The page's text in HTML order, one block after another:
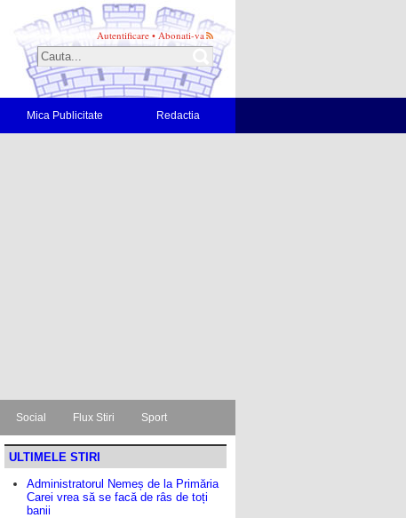
Autentificare • Abonati-va
Mica Publicitate Redactia
Social Flux Stiri Sport
ULTIMELE STIRI
Administratorul Nemeș de la Primăria
Carei vrea să se facă de râs de toți
banii